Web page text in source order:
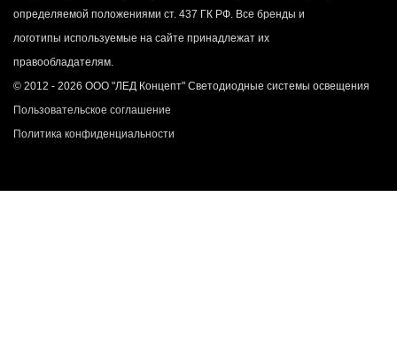
определяемой положениями ст. 437 ГК РФ. Все бренды и
логотипы используемые на сайте принадлежат их
правообладателям.
© 2012 - 2026 ООО "ЛЕД Концепт" Светодиодные системы освещения
Пользовательское соглашение
Политика конфиденциальности